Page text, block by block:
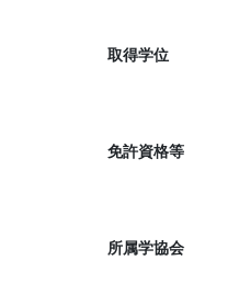
取得学位
免許資格等
所属学協会